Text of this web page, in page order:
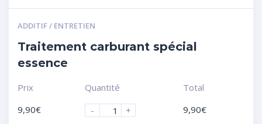
ADDITIF / ENTRETIEN
Traitement carburant spécial
essence
Prix
9,90€
Quantité
-
+
Total
9,90€